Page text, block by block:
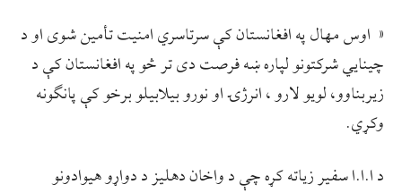
« اوس مهال په افغانستان کې سرتاسري امنیت تأمین شوی او د
چینايي شرکتونو لپاره ښه فرصت دی تر څو په افغانستان کې د
زیربناوو، لویو لارو ، انرژۍ او نورو بیلابیلو برخو کې پانګونه
وکړي.
د ا.ا.ا سفیر زیاته کړه چې د واخان دهلیز د دواړو هیوادونو